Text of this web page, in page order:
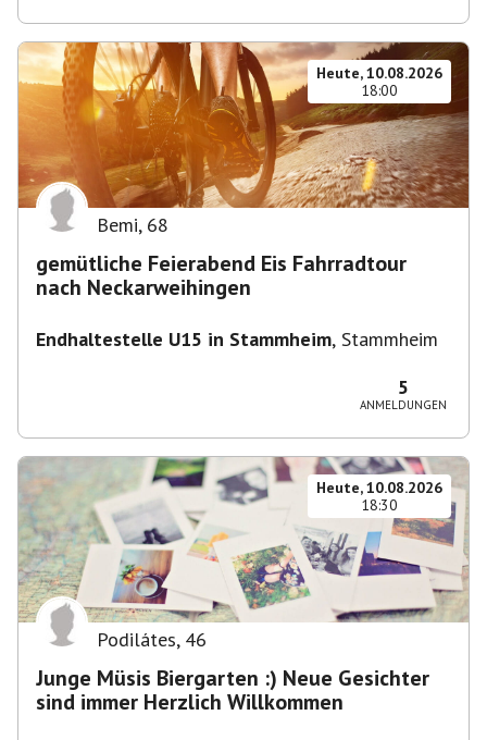
Heute, 10.08.2026
18:00
Bemi, 68
gemütliche Feierabend Eis Fahrradtour
nach Neckarweihingen
Endhaltestelle U15 in Stammheim, Stammheim
5
ANMELDUNGEN
Heute, 10.08.2026
18:30
Podilátes, 46
Junge Müsis Biergarten :) Neue Gesichter
sind immer Herzlich Willkommen